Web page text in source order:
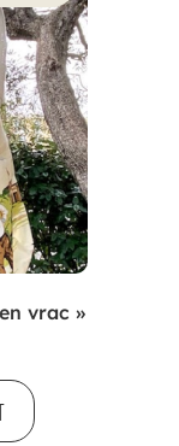
vrac »